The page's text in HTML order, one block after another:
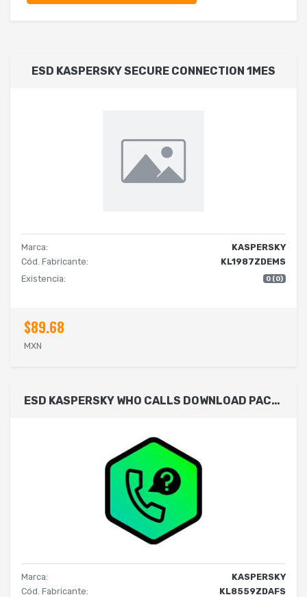
ESD KASPERSKY SECURE CONNECTION 1MES
Marca:
KASPERSKY
Cód. Fabricante:
KL1987ZDEMS
Existencia:
0 (0)
$89.68
MXN
ESD KASPERSKY WHO CALLS DOWNLOAD PACK 1DISPOSITIVO 1 AÑO
Marca:
KASPERSKY
Cód. Fabricante:
KL8559ZDAFS